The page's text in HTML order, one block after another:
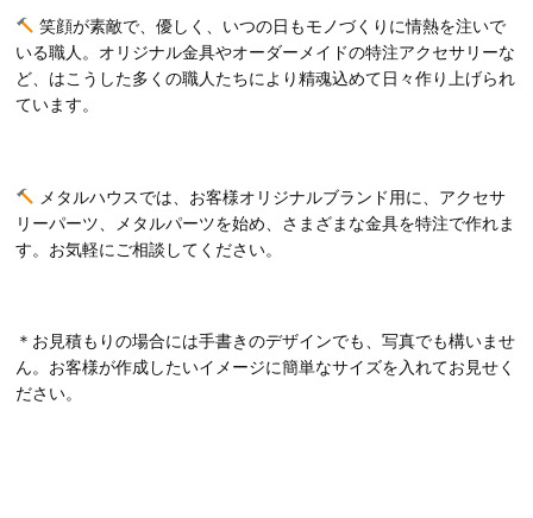
笑顔が素敵で、優しく、いつの日もモノづくりに情熱を注いで
いる職人。オリジナル金具やオーダーメイドの特注アクセサリーな
ど、はこうした多くの職人たちにより精魂込めて日々作り上げられ
ています。
メタルハウスでは、お客様オリジナルブランド用に、アクセサ
リーパーツ、メタルパーツを始め、さまざまな金具を特注で作れま
す。お気軽にご相談してください。
＊お見積もりの場合には手書きのデザインでも、写真でも構いませ
ん。お客様が作成したいイメージに簡単なサイズを入れてお見せく
ださい。